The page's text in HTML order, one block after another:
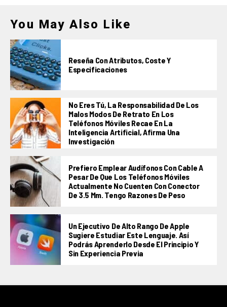
You May Also Like
Reseña Con Atributos, Coste Y
Especificaciones
No Eres Tú, La Responsabilidad De Los
Malos Modos De Retrato En Los
Teléfonos Móviles Recae En La
Inteligencia Artificial, Afirma Una
Investigación
Prefiero Emplear Audífonos Con Cable A
Pesar De Que Los Teléfonos Móviles
Actualmente No Cuenten Con Conector
De 3.5 Mm. Tengo Razones De Peso
Un Ejecutivo De Alto Rango De Apple
Sugiere Estudiar Este Lenguaje. Así
Podrás Aprenderlo Desde El Principio Y
Sin Experiencia Previa